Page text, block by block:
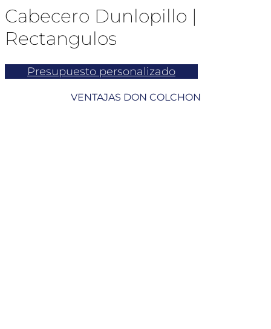
Cabecero Dunlopillo |
Rectangulos
Presupuesto personalizado
VENTAJAS DON COLCHON